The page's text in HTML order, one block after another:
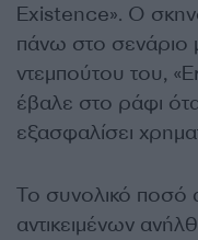
Existence». Ο
πάνω στο σενάριο
ντεμπούτου του,
έβαλε στο ράφι
εξασφαλίσει
Το συνολικό
αντικειμένων